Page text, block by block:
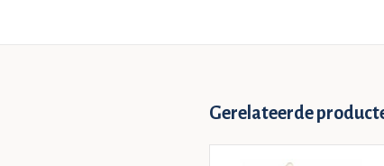
Gerelateerde